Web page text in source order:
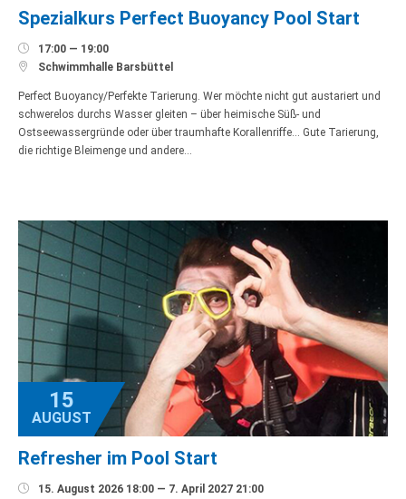
Spezialkurs Perfect Buoyancy Pool Start
 17:00 — 19:00
 Schwimmhalle Barsbüttel
Perfect Buoyancy/Perfekte Tarierung. Wer möchte nicht gut austariert und
schwerelos durchs Wasser gleiten – über heimische Süß- und
Ostseewassergründe oder über traumhafte Korallenriffe… Gute Tarierung,
die richtige Bleimenge und andere…
15
AUGUST
Refresher im Pool Start
 15. August 2026 18:00 — 7. April 2027 21:00